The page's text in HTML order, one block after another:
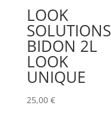
LOOK
SOLUTIONS
BIDON 2L
LOOK
UNIQUE
25,00 €